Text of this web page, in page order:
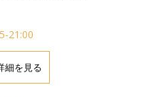
21:00
細を見る